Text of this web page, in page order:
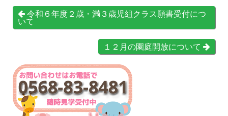
令和６年度２歳・満３歳児組クラス願書受付につ
いて
１２月の園庭開放について